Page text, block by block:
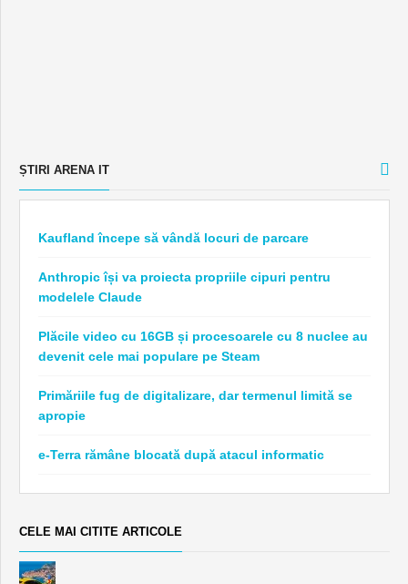
ȘTIRI ARENA IT
Kaufland începe să vândă locuri de parcare
Anthropic își va proiecta propriile cipuri pentru
modelele Claude
Plăcile video cu 16GB și procesoarele cu 8 nuclee au
devenit cele mai populare pe Steam
Primăriile fug de digitalizare, dar termenul limită se
apropie
e-Terra rămâne blocată după atacul informatic
CELE MAI CITITE ARTICOLE